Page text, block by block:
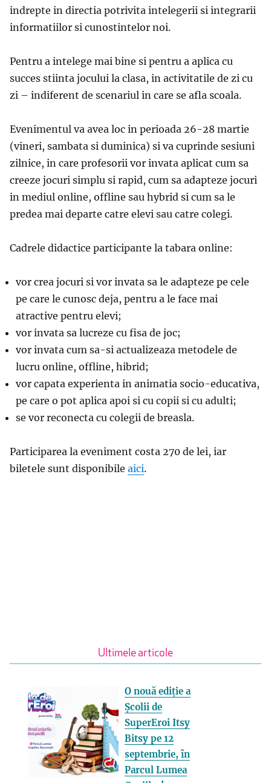
indrepte in directia potrivita intelegerii si integrarii
informatiilor si cunostintelor noi.
Pentru a intelege mai bine si pentru a aplica cu
succes stiinta jocului la clasa, in activitatile de zi cu
zi – indiferent de scenariul in care se afla scoala.
Evenimentul va avea loc in perioada 26-28 martie
(vineri, sambata si duminica) si va cuprinde sesiuni
zilnice, in care profesorii vor invata aplicat cum sa
creeze jocuri simplu si rapid, cum sa adapteze jocuri
in mediul online, offline sau hybrid si cum sa le
predea mai departe catre elevi sau catre colegi.
Cadrele didactice participante la tabara online:
vor crea jocuri si vor invata sa le adapteze pe cele
pe care le cunosc deja, pentru a le face mai
atractive pentru elevi;
vor invata sa lucreze cu fisa de joc;
vor invata cum sa-si actualizeaza metodele de
lucru online, offline, hibrid;
vor capata experienta in animatia socio-educativa,
pe care o pot aplica apoi si cu copii si cu adulti;
se vor reconecta cu colegii de breasla.
Participarea la eveniment costa 270 de lei, iar
biletele sunt disponibile aici.
Ultimele articole
O nouă ediție a
Școlii de
SuperEroi Itsy
Bitsy pe 12
septembrie, în
Parcul Lumea